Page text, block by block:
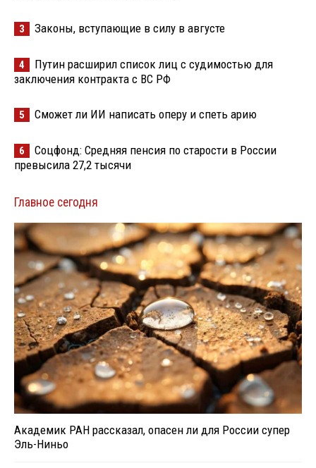
3 Законы, вступающие в силу в августе
4
Путин расширил список лиц с судимостью для
заключения контракта с ВС РФ
5 Сможет ли ИИ написать оперу и спеть арию
6
Соцфонд: Средняя пенсия по старости в России
превысила 27,2 тысячи
Главное сегодня
Академик РАН рассказал, опасен ли для России супер
Эль-Ниньо